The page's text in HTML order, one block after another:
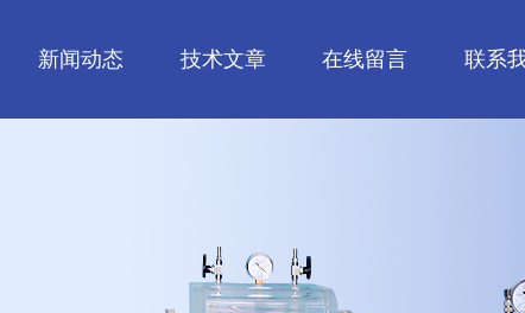
新闻动态 技术文章 在线留言 联系